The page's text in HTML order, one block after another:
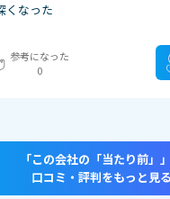
くなった
参考になった
0
「この会社の「当たり前」
口コミ・評判をもっと見る